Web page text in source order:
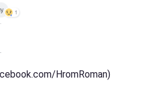
HromRoman)